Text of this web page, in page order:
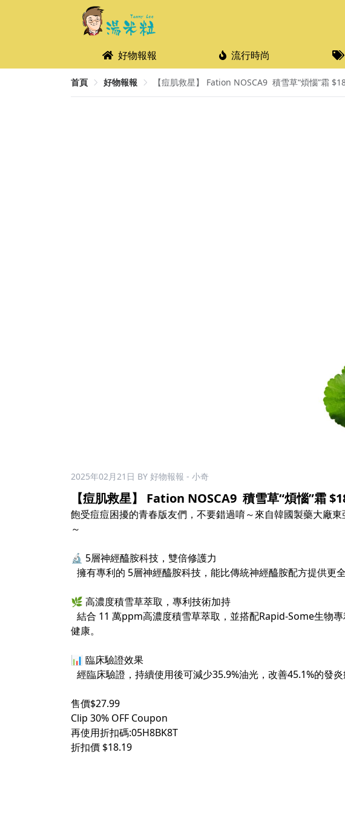
好物報報 流行時尚
首頁 好物報報 【痘肌救星】 Fation NOSCA9 積雪草“煩惱”霜
2025年02月21日 BY 好物報報 - 小奇
【痘肌救星】 Fation NOSCA9 積雪草“煩惱”霜
飽受痘痘困擾的青春版友們，不要錯過唷～來自韓國製藥大廠
～
🔬 5層神經醯胺科技，雙倍修護力
擁有專利的 5層神經醯胺科技，能比傳統神經醯胺配方提供更
🌿 高濃度積雪草萃取，專利技術加持
結合 11 萬ppm高濃度積雪草萃取，並搭配Rapid-Some生物
健康。
📊 臨床驗證效果
經臨床驗證，持續使用後可減少35.9%油光，改善45.1%的發
售價$27.99
Clip 30% OFF Coupon
再使用折扣碼:05H8BK8T
折扣價 $18.19